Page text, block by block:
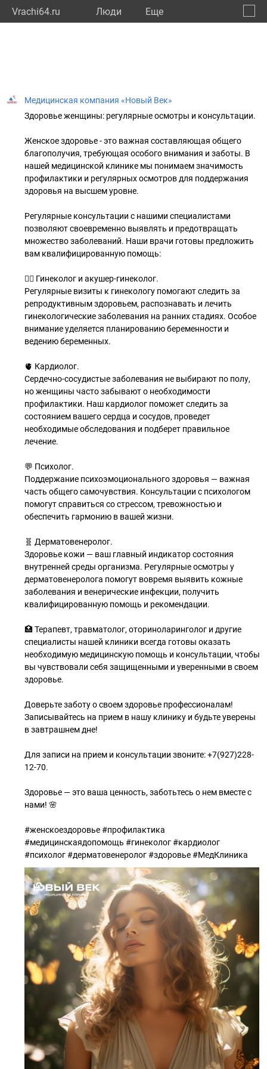
Vrachi64.ru Люди Eще
Медицинская компания «Новый Век»
Здоровье женщины: регулярные осмотры и консультации.
Женское здоровье - это важная составляющая общего
благополучия, требующая особого внимания и заботы. В
нашей медицинской клинике мы понимаем значимость
профилактики и регулярных осмотров для поддержания
здоровья на высшем уровне.
Регулярные консультации с нашими специалистами
позволяют своевременно выявлять и предотвращать
множество заболеваний. Наши врачи готовы предложить
вам квалифицированную помощь:
👩‍⚕️ Гинеколог и акушер-гинеколог.
Регулярные визиты к гинекологу помогают следить за
репродуктивным здоровьем, распознавать и лечить
гинекологические заболевания на ранних стадиях. Особое
внимание уделяется планированию беременности и
ведению беременных.
🫀 Кардиолог.
Сердечно-сосудистые заболевания не выбирают по полу,
но женщины часто забывают о необходимости
профилактики. Наш кардиолог поможет следить за
состоянием вашего сердца и сосудов, проведет
необходимые обследования и подберет правильное
лечение.
💬 Психолог.
Поддержание психоэмоционального здоровья — важная
часть общего самочувствия. Консультации с психологом
помогут справиться со стрессом, тревожностью и
обеспечить гармонию в вашей жизни.
🧬 Дерматовенеролог.
Здоровье кожи — ваш главный индикатор состояния
внутренней среды организма. Регулярные осмотры у
дерматовенеролога помогут вовремя выявить кожные
заболевания и венерические инфекции, получить
квалифицированную помощь и рекомендации.
🏥 Терапевт, травматолог, оториноларинголог и другие
специалисты нашей клиники всегда готовы оказать
необходимую медицинскую помощь и консультации, чтобы
вы чувствовали себя защищенными и уверенными в своем
здоровье.
Доверьте заботу о своем здоровье профессионалам!
Записывайтесь на прием в нашу клинику и будьте уверены
в завтрашнем дне!
Для записи на прием и консультации звоните: +7(927)228-
12-70.
Здоровье — это ваша ценность, заботьтесь о нем вместе с
нами! 🌸
#женскоездоровье #профилактика
#медицинскаядопомощь #гинеколог #кардиолог
#психолог #дерматовенеролог #здоровье #МедКлиника